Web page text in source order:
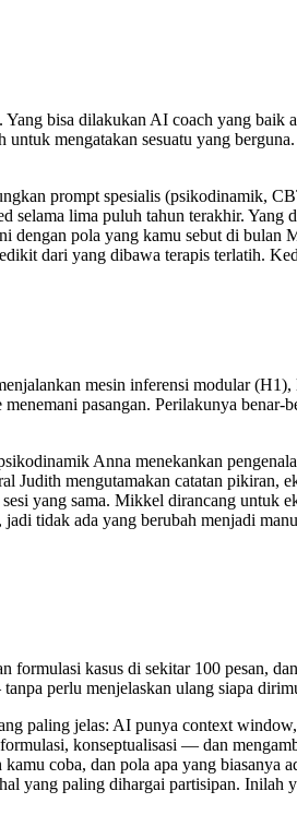
bisa dilakukan AI coach yang baik
mengatakan sesuatu yang
prompt spesialis (psikodinamik,
lima puluh tahun terakhir. Yang
pola yang kamu sebut di bulan
dari yang dibawa terapis terlatih.
mesin inferensi modular
pasangan. Perilakunya
Anna menekankan
mengutamakan catatan pikiran,
yang sama. Mikkel dirancang untuk
tidak ada yang berubah menjadi
kasus di sekitar 100 pesan,
perlu menjelaskan ulang siapa
paling jelas: AI punya context
konseptualisasi — dan
coba, dan pola apa yang
yang paling dihargai partisipan. Inilah